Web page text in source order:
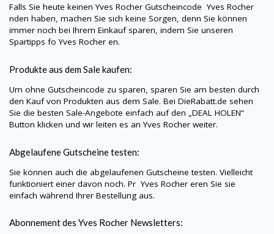
Falls Sie heute keinenYves Rocher GutscheincodeYves Rocher
nden haben, machen Sie sich keine Sorgen, denn Sie können
immer noch bei Ihrem Einkauf sparen, indem Sie unseren
Spartipps foYves Rocher en.
Produkte aus dem Sale kaufen:
Um ohne Gutscheincode zu sparen, sparen Sie am besten durch
den Kauf von Produkten aus dem Sale. Bei DieRabatt.de sehen
Sie die besten Sale-Angebote einfach auf den „DEAL HOLEN“
Button klicken und wir leiten es anYves Rocher weiter.
Abgelaufene Gutscheine testen:
Sie können auch die abgelaufenen Gutscheine testen. Vielleicht
funktioniert einer davon noch. PrYves Rocher eren Sie sie
einfach während Ihrer Bestellung aus.
Abonnement des Yves Rocher Newsletters: